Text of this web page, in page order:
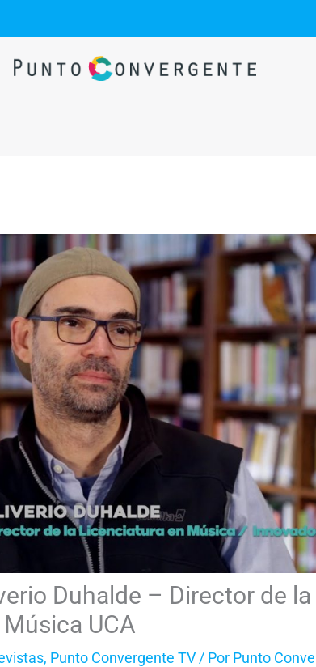
Duhalde – Director de la
UCA
, Punto Convergente TV / Por Punto